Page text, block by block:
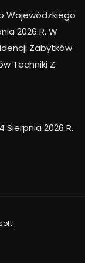
Wojewódzkiego
2026 R. W
Zabytków
Techniki Z
Sierpnia 2026 R.
.